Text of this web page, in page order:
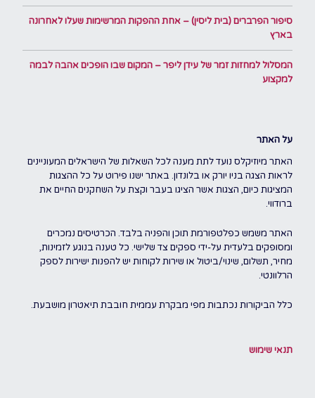
סיפור הפרברים (בית ליסין) – אחת ההפקות המרשימות שעלו לאחרונה
בארץ
המסלול למחזות זמר של עידן ליפר – המקום שבו הופכים אהבה לבמה
למקצוע
על האתר
האתר מיוזיקלס נועד לתת מענה לכל השאלות של הישראלים המעוניינים
לראות הצגה בניו יורק או בלונדון. באתר ישנו פירוט על כל ההצגות
המציגות כיום, הצגות אשר הציגו בעבר וקצת על השחקנים החיים את
ברודווי.
האתר משמש כפלטפורמת תוכן והפניה בלבד. הכרטיסים נמכרים
ומסופקים בלעדית על-ידי ספקים צד שלישי. כל טענה בנוגע לזמינות,
מחיר, תשלום, שינוי/ביטול או שירות לקוחות יש להפנות ישירות לספק
הרלוונטי.
כלל הביקורות נכתבות מפי מבקרת עממית חובבת תיאטרון מושבעת.
תנאי שימוש